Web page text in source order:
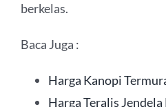
berkelas.
Baca Juga :
Harga Kanopi
Harga Teralis Jendela